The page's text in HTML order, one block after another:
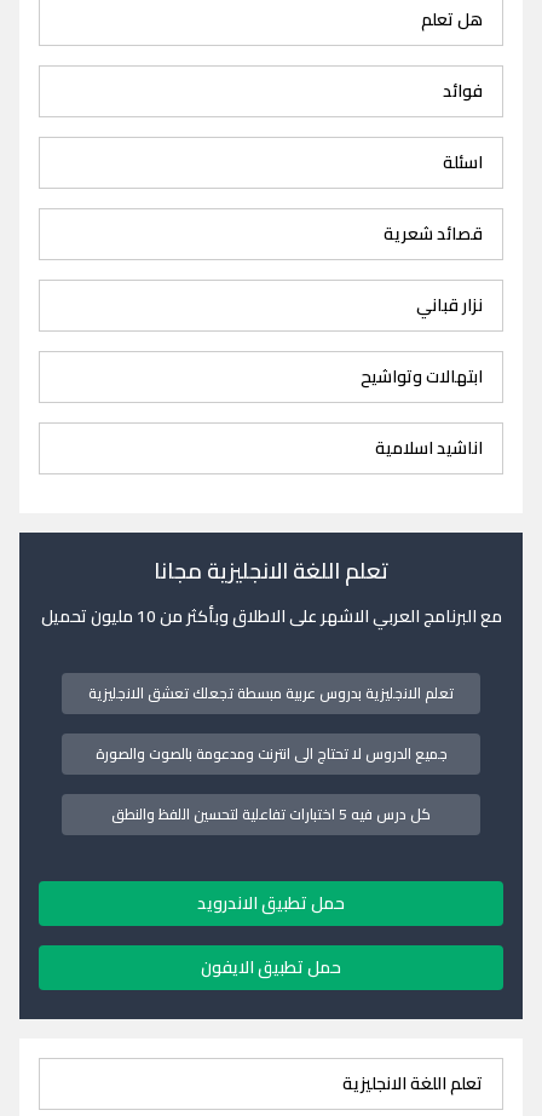
هل تعلم
فوائد
اسئلة
قصائد شعرية
نزار قباني
ابتهالات وتواشيح
اناشيد اسلامية
تعلم اللغة الانجليزية مجانا
مع البرنامج العربي الاشهر على الاطلاق وبأكثر من 10 مليون تحميل
تعلم الانجليزية بدروس عربية مبسطة تجعلك تعشق الانجليزية
جميع الدروس لا تحتاج الى انترنت ومدعومة بالصوت والصورة
كل درس فيه 5 اختبارات تفاعلية لتحسين اللفظ والنطق
حمل تطبيق الاندرويد
حمل تطبيق الايفون
تعلم اللغة الانجليزية